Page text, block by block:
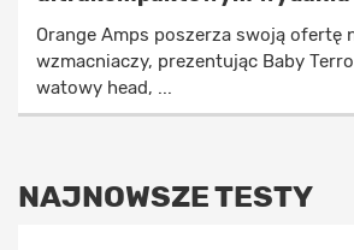
Orange Amps poszerza swoją ofertę
wzmacniaczy, prezentując Baby
watowy head, ...
NAJNOWSZE TESTY